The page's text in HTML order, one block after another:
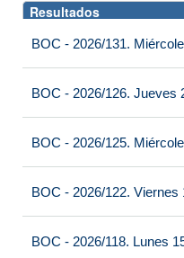
Resultados
BOC - 2026/131.
BOC - 2026/126. Jueves
BOC - 2026/125.
BOC - 2026/122. Viernes
BOC - 2026/118. Lunes